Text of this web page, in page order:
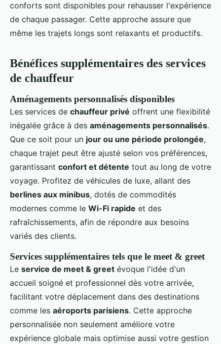
conforts sont disponibles pour rehausser l'expérience
de chaque passager. Cette approche assure que
même les trajets longs sont relaxants et productifs.
Bénéfices supplémentaires des services
de chauffeur
Aménagements personnalisés disponibles
Les services de chauffeur privé offrent une flexibilité
inégalée grâce à des aménagements personnalisés.
Que ce soit pour un jour ou une période prolongée,
chaque trajet peut être ajusté selon vos préférences,
garantissant confort et détente tout au long de votre
voyage. Profitez de véhicules de luxe, allant des
berlines aux minibus, dotés de commodités
modernes comme le Wi-Fi rapide et des
rafraîchissements, afin de répondre aux besoins
variés des clients.
Services supplémentaires tels que le meet & greet
Le service de meet & greet évoque l'idée d'un
accueil soigné et professionnel dès votre arrivée,
facilitant votre déplacement dans des destinations
comme les aéroports parisiens. Cette approche
personnalisée non seulement améliore votre
expérience globale mais optimise aussi votre gestion